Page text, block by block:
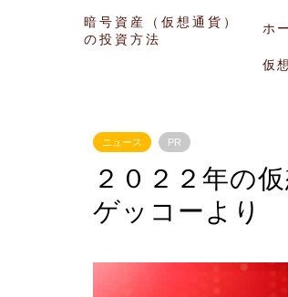
暗号資産（仮想通貨）
の投資方法
ホ
仮
ニュース PR
２０２２年の
ゲッコーより